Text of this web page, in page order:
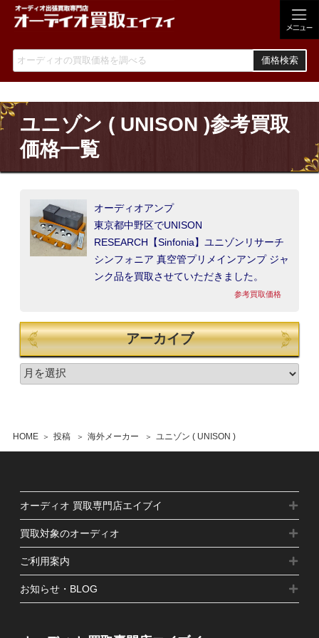
価格検索
HOME 投稿 海外メーカー ユニゾン ( UNISON )
ユニゾン ( UNISON )参考買取
価格一覧
オーディオアンプ
東京都中野区でUNISON
RESEARCH【Sinfonia】ユニゾンリサーチ
シンフォニア 真空管プリメインアンプ ジャ
ンク品を買取させていただきました。
参考買取価格
アーカイブ
オーディオ 買取専門店エイブイ
買取対象のオーディオ
ご利用案内
お知らせ・BLOG